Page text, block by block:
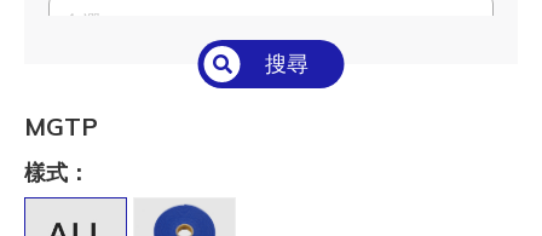
全選
全選
長 L mm / inch
搜尋
MGTP
樣式：